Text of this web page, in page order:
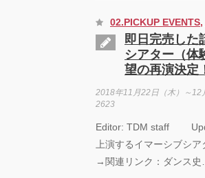
02.PICKUP EVENTS,
即日完売した
シアター（
望の再演決定
2018年11月22日（木）～12
2623
Editor: TDM staff
上演するイマーシブシ
→関連リンク：ダンス史…